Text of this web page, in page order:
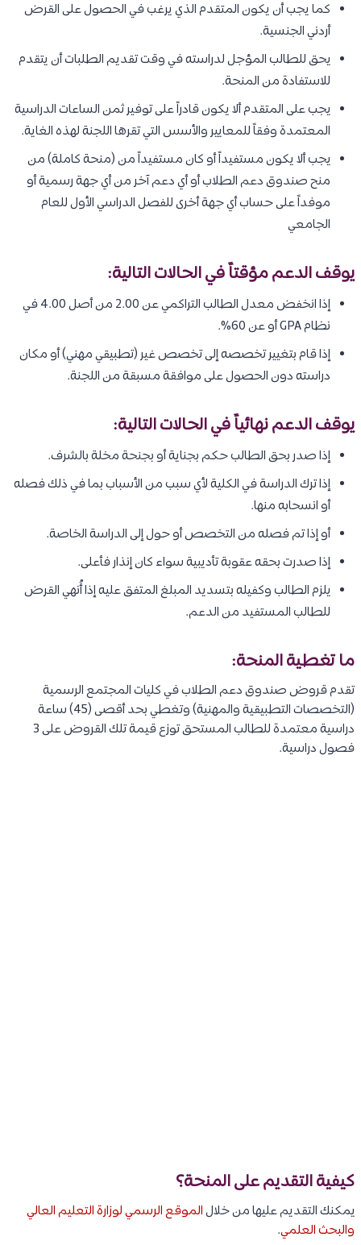
كما يجب أن يكون المتقدم الذي يرغب في الحصول على القرض
أردني الجنسية.
يحق للطالب المؤجل لدراسته في وقت تقديم الطلبات أن يتقدم
للاستفادة من المنحة.
يجب على المتقدم ألا يكون قادراً على توفير ثمن الساعات الدراسية
المعتمدة وفقاً للمعايير والأسس التي تقرها اللجنة لهذه الغاية.
يجب ألا يكون مستفيداً أو كان مستفيداً من (منحة كاملة) من
منح صندوق دعم الطلاب أو أي دعم آخر من أي جهة رسمية أو
موفداً على حساب أي جهة أخرى للفصل الدراسي الأول للعام
الجامعي
يوقف الدعم مؤقتاً في الحالات التالية:
إذا انخفض معدل الطالب التراكمي عن 2.00 من أصل 4.00 في
نظام GPA أو عن 60%.
إذا قام بتغيير تخصصه إلى تخصص غير (تطبيقي مهني) أو مكان
دراسته دون الحصول على موافقة مسبقة من اللجنة.
يوقف الدعم نهائياً في الحالات التالية:
إذا صدر بحق الطالب حكم بجناية أو بجنحة مخلة بالشرف.
إذا ترك الدراسة في الكلية لأي سبب من الأسباب بما في ذلك فصله
أو انسحابه منها.
أو إذا تم فصله من التخصص أو حول إلى الدراسة الخاصة.
إذا صدرت بحقه عقوبة تأديبية سواء كان إنذار فأعلى.
يلزم الطالب وكفيله بتسديد المبلغ المتفق عليه إذا أُنهي القرض
للطالب المستفيد من الدعم.
ما تغطية المنحة:
تقدم قروض صندوق دعم الطلاب في كليات المجتمع الرسمية
(التخصصات التطبيقية والمهنية) وتغطي بحد أقصى (45) ساعة
دراسية معتمدة للطالب المستحق توزع قيمة تلك القروض على 3
فصول دراسية.
كيفية التقديم على المنحة؟
يمكنك التقديم عليها من خلالالموقع الرسمي لوزارة التعليم العالي
والبحث العلمي.